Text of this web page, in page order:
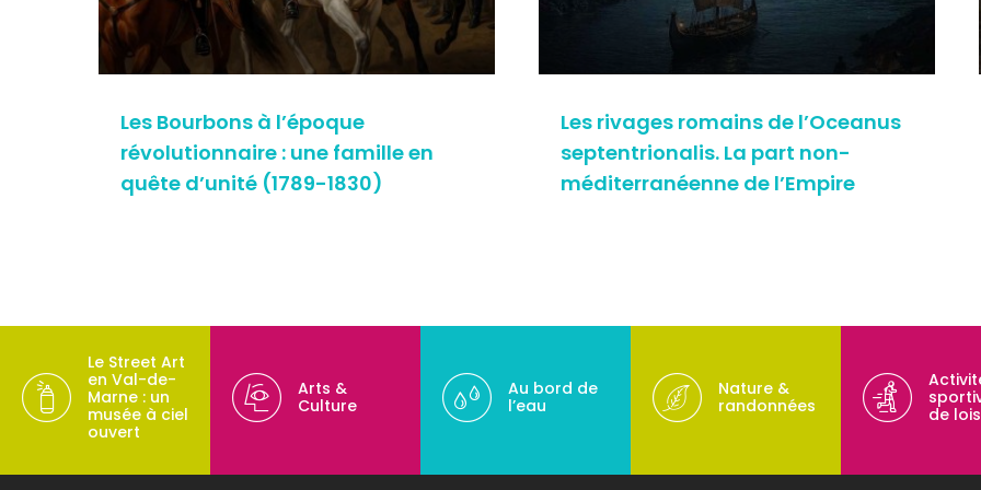
Les Bourbons à l’époque
révolutionnaire : une famille en
quête d’unité (1789-1830)
Les rivages romains de l’Oceanus
septentrionalis. La part non-
méditerranéenne de l’Empire
Le Street Art
en Val-de-
Marne : un
musée à ciel
ouvert
Arts &
Culture
Au bord de
l’eau
Nature &
randonnées
de